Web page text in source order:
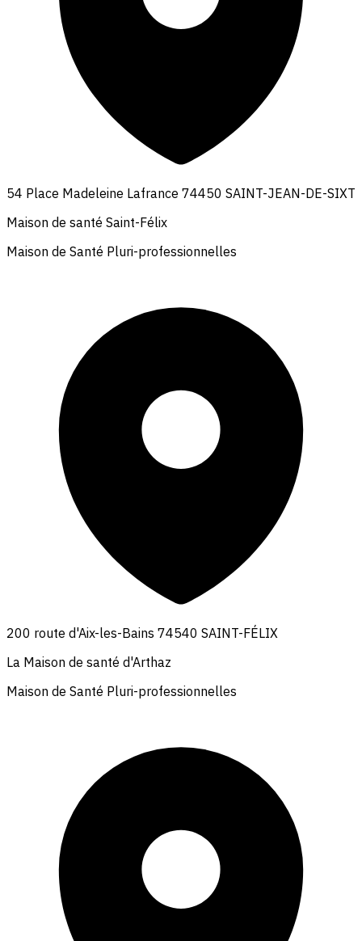
54 Place Madeleine Lafrance 74450 SAINT-JEAN-DE-SIXT
Maison de santé Saint-Félix
Maison de Santé Pluri-professionnelles
200 route d'Aix-les-Bains 74540 SAINT-FÉLIX
La Maison de santé d'Arthaz
Maison de Santé Pluri-professionnelles